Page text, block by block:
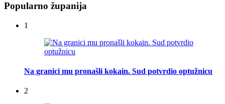
Popularno županija
1
Na granici mu pronašli kokain. Sud potvrdio optužnicu
2